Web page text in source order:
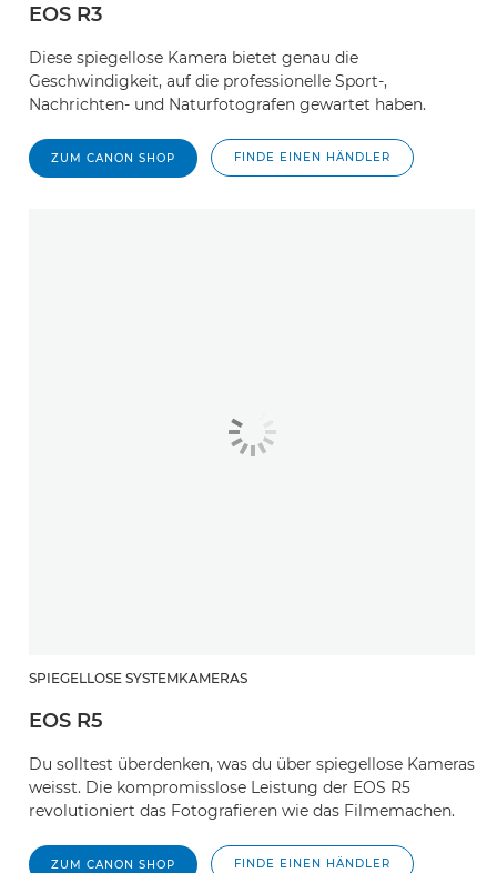
EOS R3
Diese spiegellose Kamera bietet genau die
Geschwindigkeit, auf die professionelle Sport-,
Nachrichten- und Naturfotografen gewartet haben.
ZUM CANON SHOP FINDE EINEN HÄNDLER
SPIEGELLOSE SYSTEMKAMERAS
EOS R5
Du solltest überdenken, was du über spiegellose Kameras
weisst. Die kompromisslose Leistung der EOS R5
revolutioniert das Fotografieren wie das Filmemachen.
ZUM CANON SHOP FINDE EINEN HÄNDLER